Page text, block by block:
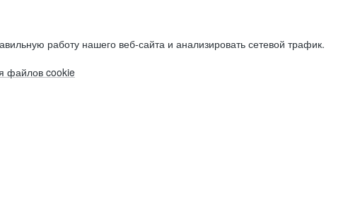
работу нашего веб-сайта и анализировать сетевой трафик.
файлов cookie